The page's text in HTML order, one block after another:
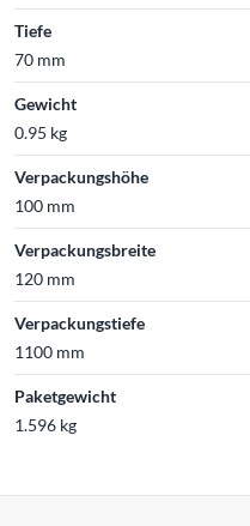
Tiefe
70 mm
Gewicht
0.95 kg
Verpackungshöhe
100 mm
Verpackungsbreite
120 mm
Verpackungstiefe
1100 mm
Paketgewicht
1.596 kg